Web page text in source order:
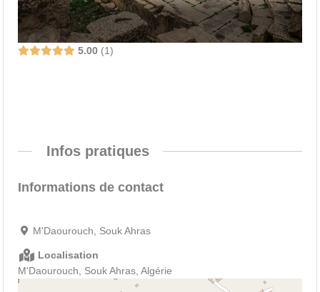
5.00 1
Infos pratiques
Informations de contact
M'Daourouch, Souk Ahras
Localisation
M'Daourouch, Souk Ahras, Algérie